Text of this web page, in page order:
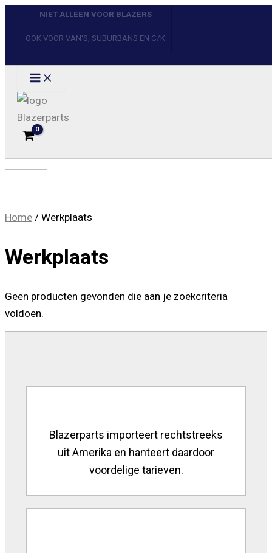
inhoud
Filter
Home / Werkplaats
Werkplaats
Geen producten gevonden die aan je zoekcriteria
voldoen.
Blazerparts importeert rechtstreeks
uit Amerika en hanteert daardoor
voordelige tarieven.